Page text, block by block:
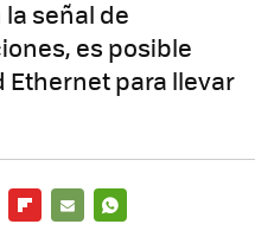
señal de
es posible
Ethernet para llevar